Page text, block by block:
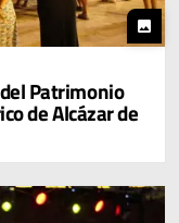
photo
del Patrimonio
de Alcázar de